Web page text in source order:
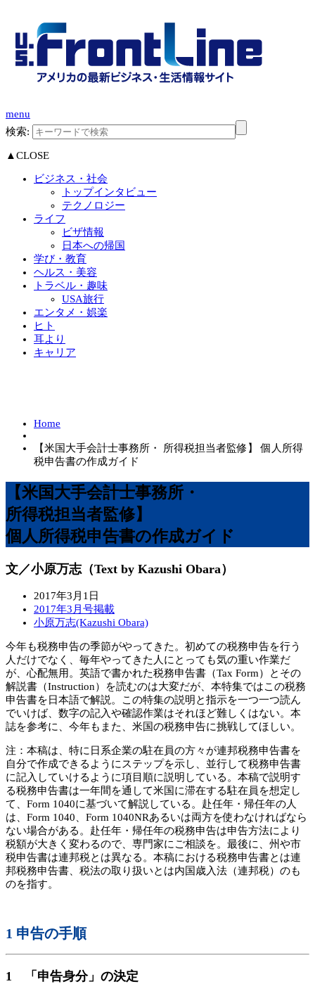
menu
検索:
▲CLOSE
ビジネス・社会
トップインタビュー
テクノロジー
ライフ
ビザ情報
日本への帰国
学び・教育
ヘルス・美容
トラベル・趣味
USA旅行
エンタメ・娯楽
ヒト
耳より
キャリア
Home
【米国大手会計士事務所・ 所得税担当者監修】 個人所得
税申告書の作成ガイド
【米国大手会計士事務所・
所得税担当者監修】
個人所得税申告書の作成ガイド
文／小原万志（Text by Kazushi Obara）
2017年3月1日
2017年3月号掲載
小原万志(Kazushi Obara)
今年も税務申告の季節がやってきた。初めての税務申告を行う
人だけでなく、毎年やってきた人にとっても気の重い作業だ
が、心配無用。英語で書かれた税務申告書（Tax Form）とその
解説書（Instruction）を読むのは大変だが、本特集ではこの税務
申告書を日本語で解説。この特集の説明と指示を一つ一つ読ん
でいけば、数字の記入や確認作業はそれほど難しくはない。本
誌を参考に、今年もまた、米国の税務申告に挑戦してほしい。
注：本稿は、特に日系企業の駐在員の方々が連邦税務申告書を
自分で作成できるようにステップを示し、並行して税務申告書
に記入していけるように項目順に説明している。本稿で説明す
る税務申告書は一年間を通して米国に滞在する駐在員を想定し
て、Form 1040に基づいて解説している。赴任年・帰任年の人
は、Form 1040、Form 1040NRあるいは両方を使わなければなら
ない場合がある。赴任年・帰任年の税務申告は申告方法により
税額が大きく変わるので、専門家にご相談を。最後に、州や市
税申告書は連邦税とは異なる。本稿における税務申告書とは連
邦税務申告書、税法の取り扱いとは内国歳入法（連邦税）のも
のを指す。
1 申告の手順
1 「申告身分」の決定